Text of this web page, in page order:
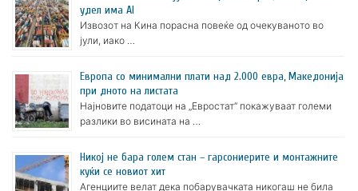
удел има AI
Извозот на Кина порасна повеќе од очекуваното во
јули, иако …
Европа со минимални плати над 2.000 евра, Македонија
при дното на листата
Најновите податоци на „Евростат“ покажуваат големи
разлики во висината на …
Никој не бара голем стан – гарсониерите и монтажните
куќи се новиот хит
Агенциите велат дека побарувачката никогаш не била